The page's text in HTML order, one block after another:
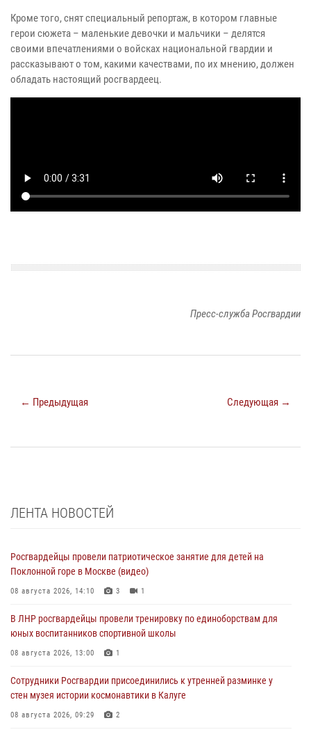
Кроме того, снят специальный репортаж, в котором главные
герои сюжета – маленькие девочки и мальчики – делятся
своими впечатлениями о войсках национальной гвардии и
рассказывают о том, какими качествами, по их мнению, должен
обладать настоящий росгвардеец.
Пресс-служба Росгвардии
← Предыдущая Следующая →
ЛЕНТА НОВОСТЕЙ
Росгвардейцы провели патриотическое занятие для детей на
Поклонной горе в Москве (видео)
08 августа 2026, 14:10 3 1
В ЛНР росгвардейцы провели тренировку по единоборствам для
юных воспитанников спортивной школы
08 августа 2026, 13:00 1
Сотрудники Росгвардии присоединились к утренней разминке у
стен музея истории космонавтики в Калуге
08 августа 2026, 09:29 2